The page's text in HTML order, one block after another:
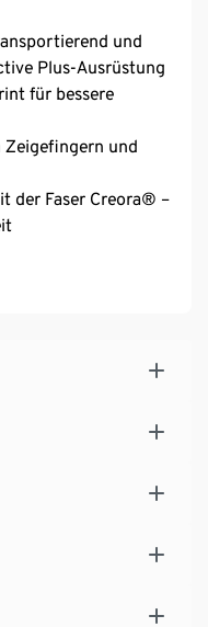
und
Plus-Ausrüstung
für bessere
und
der Faser Creora® –